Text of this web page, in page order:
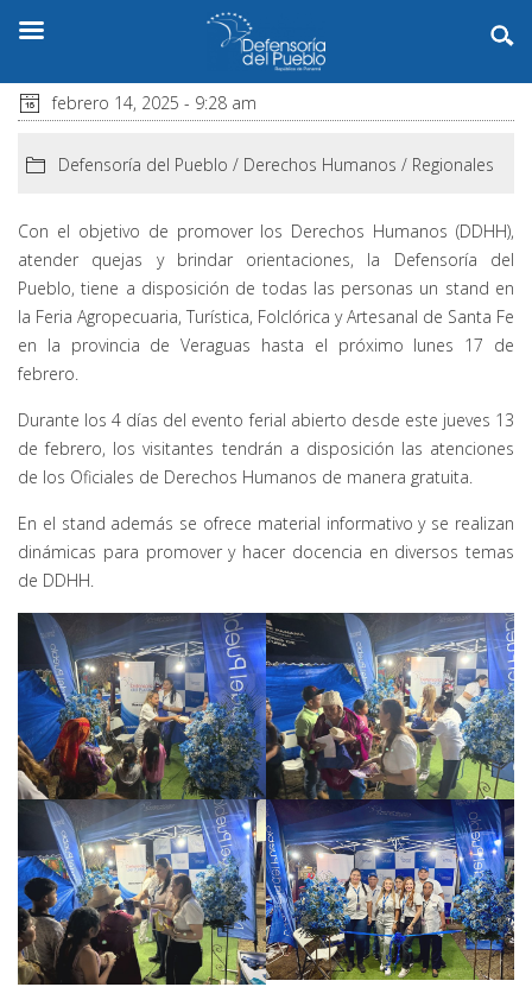
febrero 14, 2025 - 9:28 am
Defensoría del Pueblo / Derechos Humanos / Regionales
Con el objetivo de promover los Derechos Humanos (DDHH),
atender quejas y brindar orientaciones, la Defensoría del
Pueblo, tiene a disposición de todas las personas un stand en
la Feria Agropecuaria, Turística, Folclórica y Artesanal de Santa Fe
en la provincia de Veraguas hasta el próximo lunes 17 de
febrero.
Durante los 4 días del evento ferial abierto desde este jueves 13
de febrero, los visitantes tendrán a disposición las atenciones
de los Oficiales de Derechos Humanos de manera gratuita.
En el stand además se ofrece material informativo y se realizan
dinámicas para promover y hacer docencia en diversos temas
de DDHH.